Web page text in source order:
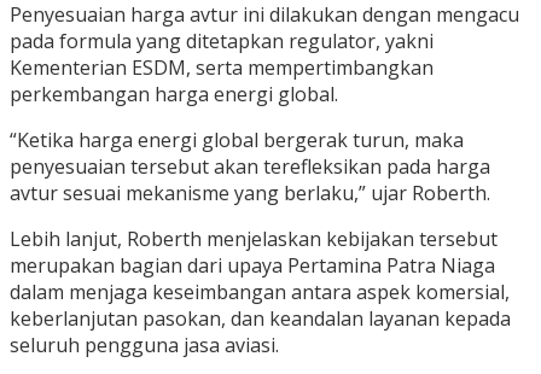
Penyesuaian harga avtur ini dilakukan dengan mengacu
pada formula yang ditetapkan regulator, yakni
Kementerian ESDM, serta mempertimbangkan
perkembangan harga energi global.
“Ketika harga energi global bergerak turun, maka
penyesuaian tersebut akan terefleksikan pada harga
avtur sesuai mekanisme yang berlaku,” ujar Roberth.
Lebih lanjut, Roberth menjelaskan kebijakan tersebut
merupakan bagian dari upaya Pertamina Patra Niaga
dalam menjaga keseimbangan antara aspek komersial,
keberlanjutan pasokan, dan keandalan layanan kepada
seluruh pengguna jasa aviasi.